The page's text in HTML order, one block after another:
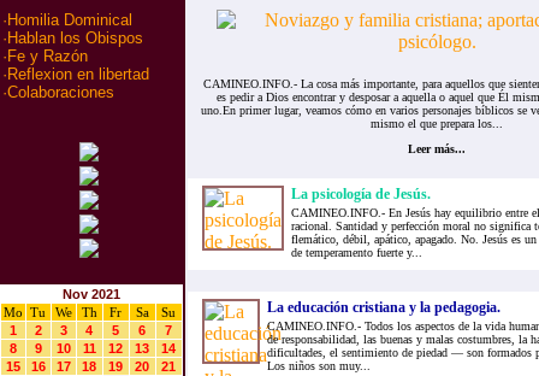
· Homilia Dominical
· Hablan los Obispos
· Fe y Razón
· Reflexion en libertad
·Colaboraciones
Nov 2021
Mo
Tu We Th Fr Sa
Su
1
2 3 4 5 6
7
8
9 10 11 12 13
14
15
16 17 18 19 20
21
CAMINEO.INFO.- La cosa más importante, para aquellos que
es pedir a Dios encontrar y desposar a aquella o aquel que Él
uno.En primer lugar, veamos cómo en varios personajes bíblicos se
mismo el que prepara los...
Leer más...
La psicología de Jesús.
CAMINEO.INFO.- En Jesús hay equilibrio entre
racional. Santidad y perfección moral no significa
flemático, débil, apático, apagado. No. Jesús es
de temperamento fuerte y...
La educación cristiana y la pedagogia.
CAMINEO.INFO.- Todos los aspectos de la vida
de responsabilidad, las buenas y malas costumbres, la
dificultades, el sentimiento de piedad — son formados
Los niños son muy...